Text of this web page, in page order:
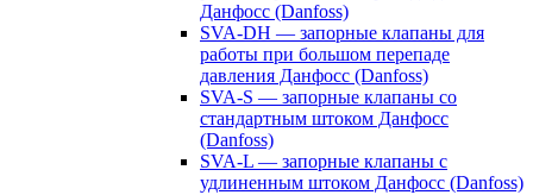
Данфосс (Danfoss)
SVA-DH — запорные клапаны для
работы при большом перепаде
давления Данфосс (Danfoss)
SVA-S — запорные клапаны со
стандартным штоком Данфосс
(Danfoss)
SVA-L — запорные клапаны с
удлиненным штоком Данфосс (Danfoss)